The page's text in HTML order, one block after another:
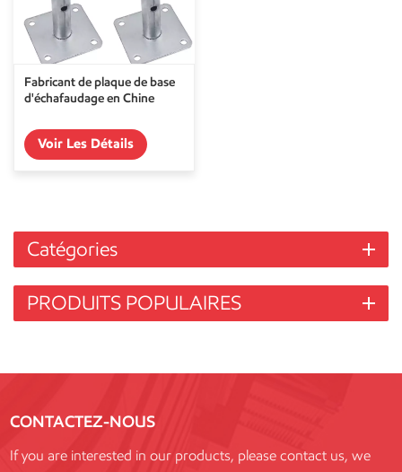
Fabricant de plaque de base
d'échafaudage en Chine
Voir Les Détails
Catégories
PRODUITS POPULAIRES
CONTACTEZ-NOUS
If you are interested in our products, please contact us, we